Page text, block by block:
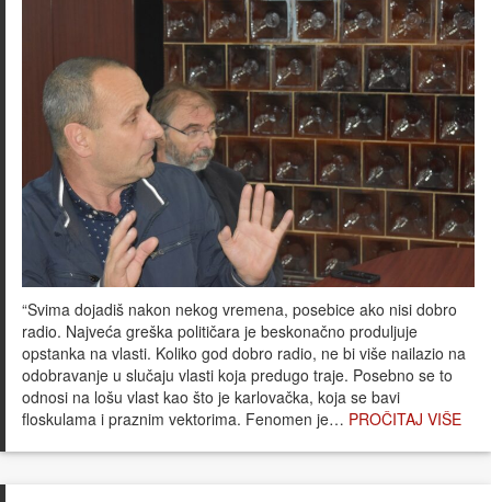
“Svima dojadiš nakon nekog vremena, posebice ako nisi dobro
radio. Najveća greška političara je beskonačno produljuje
opstanka na vlasti. Koliko god dobro radio, ne bi više nailazio na
odobravanje u slučaju vlasti koja predugo traje. Posebno se to
odnosi na lošu vlast kao što je karlovačka, koja se bavi
floskulama i praznim vektorima. Fenomen je… PROČITAJ VIŠE